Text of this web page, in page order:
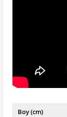
Boy (cm)